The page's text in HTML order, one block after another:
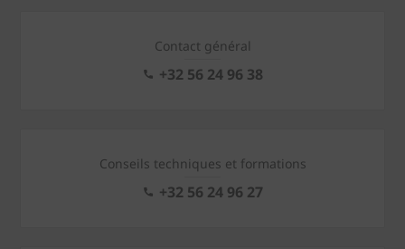
Contact général
+32 56 24 96 38
Conseils techniques et formations
+32 56 24 96 27